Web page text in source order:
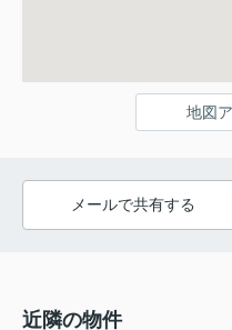
地図
メールで共有する
近隣の物件